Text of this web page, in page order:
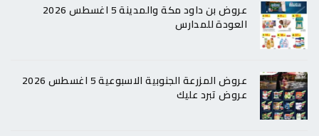
عروض بن داود مكة والمدينة 5 اغسطس 2026
العودة للمدارس
عروض المزرعة الجنوبية الاسبوعية 5 اغسطس 2026
عروض تبرد عليك